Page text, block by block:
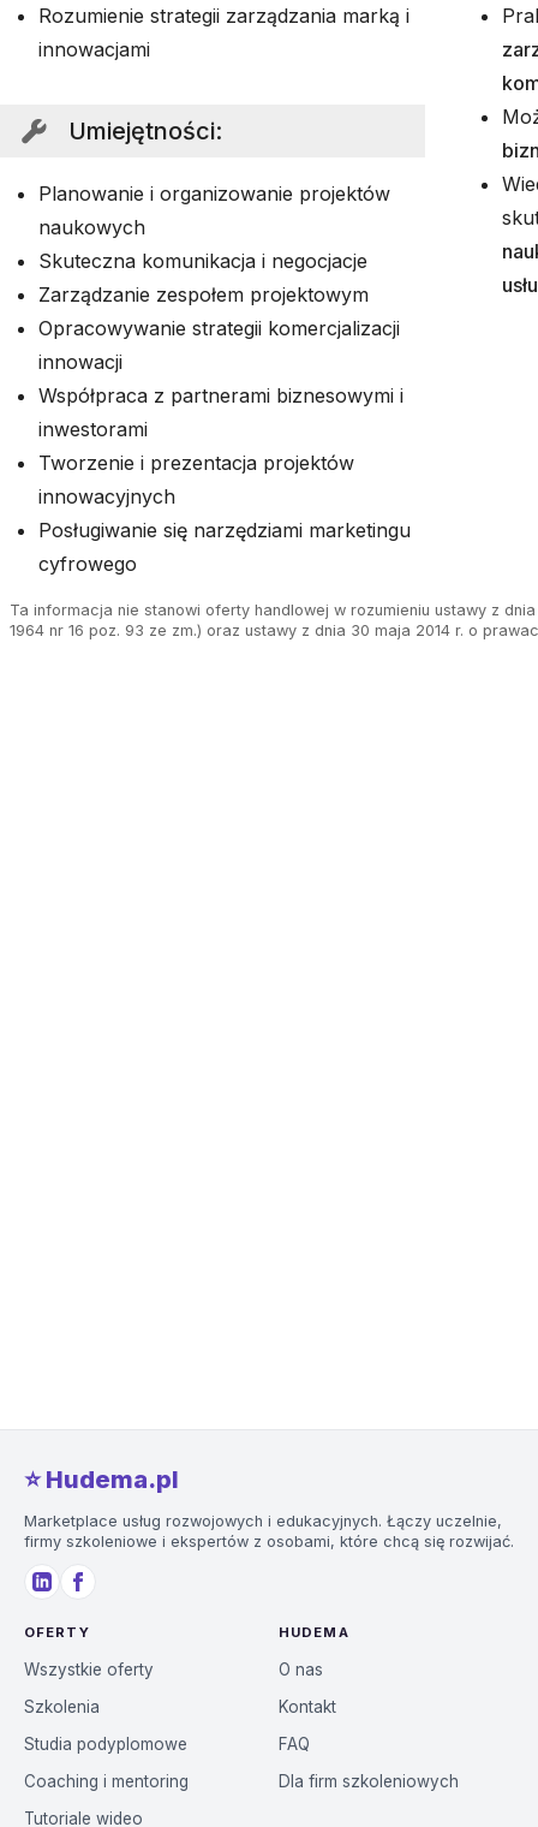
Rozumienie strategii zarządzania marką i
innowacjami
Umiejętności:
Planowanie i organizowanie projektów
naukowych
Skuteczna komunikacja i negocjacje
Zarządzanie zespołem projektowym
Opracowywanie strategii komercjalizacji
innowacji
Współpraca z partnerami biznesowymi i
inwestorami
Tworzenie i prezentacja projektów
innowacyjnych
Posługiwanie się narzędziami marketingu
cyfrowego
Ta informacja nie stanowi oferty handlowej w rozumieniu ustawy z
1964 nr 16 poz. 93 ze zm.) oraz ustawy z dnia 30 maja 2014 r. o
⭐️ Hudema.pl
Marketplace usług rozwojowych i edukacyjnych. Łączy uczelnie,
firmy szkoleniowe i ekspertów z osobami, które chcą się rozwijać.
OFERTY
Wszystkie oferty
Szkolenia
Studia podyplomowe
Coaching i mentoring
Tutoriale wideo
HUDEMA
O nas
Kontakt
FAQ
Dla firm szkoleniowych